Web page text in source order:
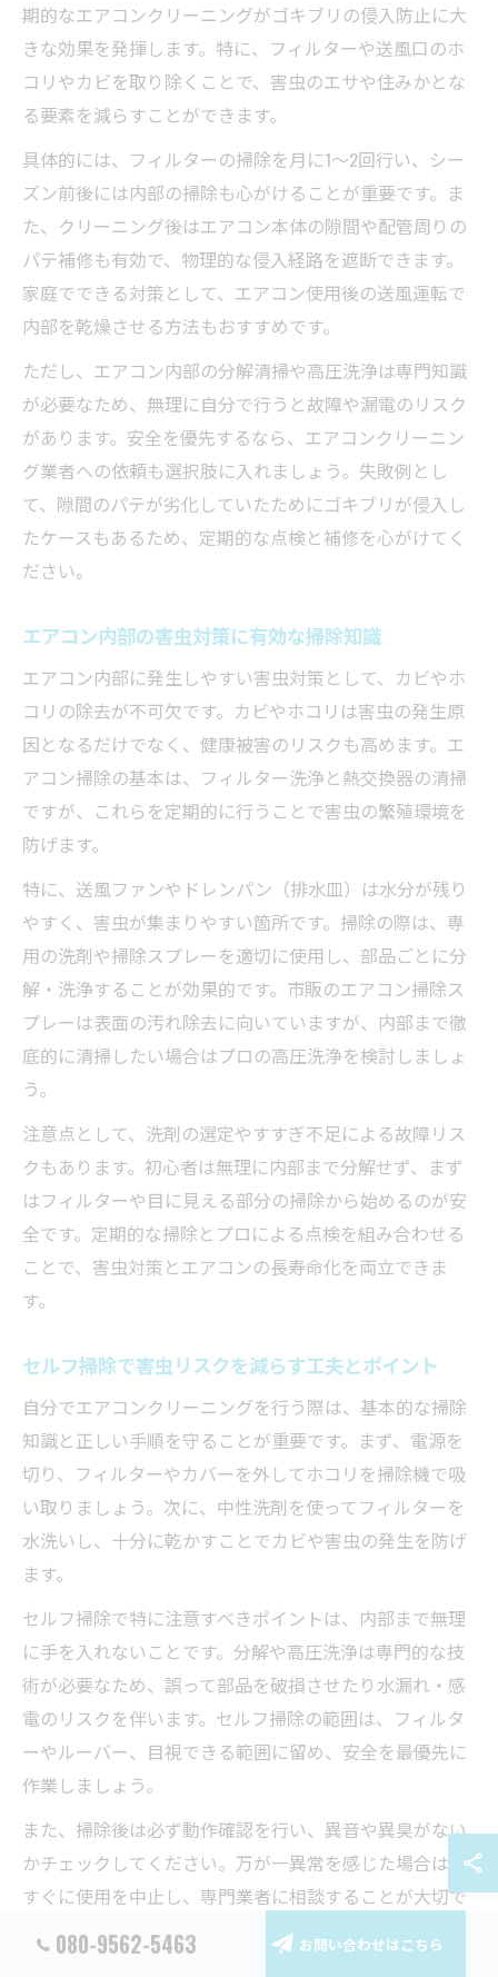
期的なエアコンクリーニングがゴキブリの侵入防止に大
きな効果を発揮します。特に、フィルターや送風口のホ
コリやカビを取り除くことで、害虫のエサや住みかとな
る要素を減らすことができます。
具体的には、フィルターの掃除を月に1～2回行い、シー
ズン前後には内部の掃除も心がけることが重要です。ま
た、クリーニング後はエアコン本体の隙間や配管周りの
パテ補修も有効で、物理的な侵入経路を遮断できます。
家庭でできる対策として、エアコン使用後の送風運転で
内部を乾燥させる方法もおすすめです。
ただし、エアコン内部の分解清掃や高圧洗浄は専門知識
が必要なため、無理に自分で行うと故障や漏電のリスク
があります。安全を優先するなら、エアコンクリーニン
グ業者への依頼も選択肢に入れましょう。失敗例とし
て、隙間のパテが劣化していたためにゴキブリが侵入し
たケースもあるため、定期的な点検と補修を心がけてく
ださい。
エアコン内部の害虫対策に有効な掃除知識
エアコン内部に発生しやすい害虫対策として、カビやホ
コリの除去が不可欠です。カビやホコリは害虫の発生原
因となるだけでなく、健康被害のリスクも高めます。エ
アコン掃除の基本は、フィルター洗浄と熱交換器の清掃
ですが、これらを定期的に行うことで害虫の繁殖環境を
防げます。
特に、送風ファンやドレンパン（排水皿）は水分が残り
やすく、害虫が集まりやすい箇所です。掃除の際は、専
用の洗剤や掃除スプレーを適切に使用し、部品ごとに分
解・洗浄することが効果的です。市販のエアコン掃除ス
プレーは表面の汚れ除去に向いていますが、内部まで徹
底的に清掃したい場合はプロの高圧洗浄を検討しましょ
う。
注意点として、洗剤の選定やすすぎ不足による故障リス
クもあります。初心者は無理に内部まで分解せず、まず
はフィルターや目に見える部分の掃除から始めるのが安
全です。定期的な掃除とプロによる点検を組み合わせる
ことで、害虫対策とエアコンの長寿命化を両立できま
す。
セルフ掃除で害虫リスクを減らす工夫とポイント
自分でエアコンクリーニングを行う際は、基本的な掃除
知識と正しい手順を守ることが重要です。まず、電源を
切り、フィルターやカバーを外してホコリを掃除機で吸
い取りましょう。次に、中性洗剤を使ってフィルターを
水洗いし、十分に乾かすことでカビや害虫の発生を防げ
ます。
セルフ掃除で特に注意すべきポイントは、内部まで無理
に手を入れないことです。分解や高圧洗浄は専門的な技
術が必要なため、誤って部品を破損させたり水漏れ・感
電のリスクを伴います。セルフ掃除の範囲は、フィルタ
ーやルーバー、目視できる範囲に留め、安全を最優先に
作業しましょう。
また、掃除後は必ず動作確認を行い、異音や異臭がない
かチェックしてください。万が一異常を感じた場合は、
すぐに使用を中止し、専門業者に相談することが大切で
す。セルフ掃除の成功例として、こまめなフィルター清
掃でエアコンの風量や効率が改善され、電気代の節約に
080-9562-5463 お問い合わせはこちら